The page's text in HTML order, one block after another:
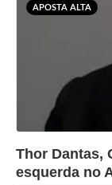
APOSTA ALTA
?>
Thor Dantas,
esquerda no